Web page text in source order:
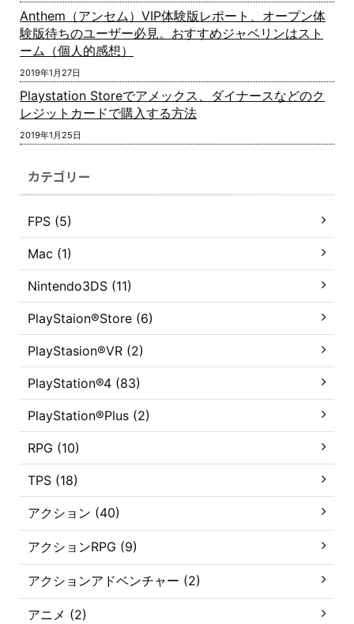
Anthem（アンセム）VIP体験版レポート、オープン体
験版待ちのユーザー必見。おすすめジャベリンはスト
ーム（個人的感想）
2019年1月27日
Playstation Storeでアメックス、ダイナースなどのク
レジットカードで購入する方法
2019年1月25日
カテゴリー
FPS (5)
Mac (1)
Nintendo3DS (11)
PlayStaion®Store (6)
PlayStasion®VR (2)
PlayStation®4 (83)
PlayStation®Plus (2)
RPG (10)
TPS (18)
アクション (40)
アクションRPG (9)
アクションアドベンチャー (2)
アニメ (2)